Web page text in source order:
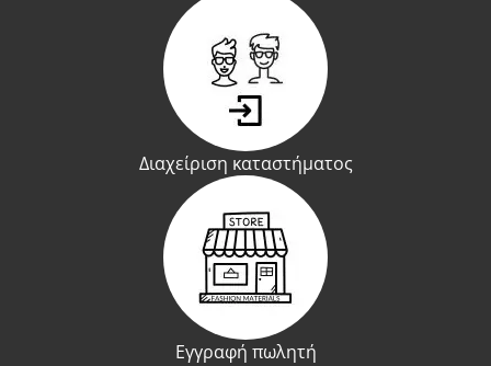
Διαχείριση καταστήματος
Εγγραφή πωλητή